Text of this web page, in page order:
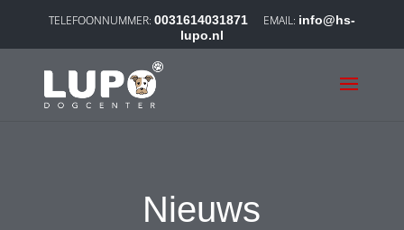
0031614031871
info@hs-
lupo.nl
Nieuws